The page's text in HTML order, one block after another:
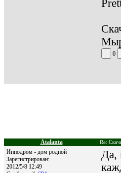
0
Atalanta Re:
Ипподром - дом родной
Зарегистрирован:
2012/5/8 12:49
Да,